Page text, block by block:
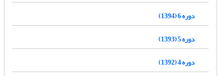
دوره 6 (1394)
دوره 5 (1393)
دوره 4 (1392)